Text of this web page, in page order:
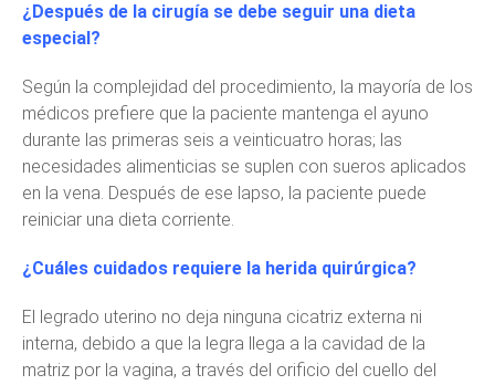
¿Después de la cirugía se debe seguir una dieta
especial?
Según la complejidad del procedimiento, la mayoría de los
médicos prefiere que la paciente mantenga el ayuno
durante las primeras seis a veinticuatro horas; las
necesidades alimenticias se suplen con sueros aplicados
en la vena. Después de ese lapso, la paciente puede
reiniciar una dieta corriente.
¿Cuáles cuidados requiere la herida quirúrgica?
El legrado uterino no deja ninguna cicatriz externa ni
interna, debido a que la legra llega a la cavidad de la
matriz por la vagina, a través del orificio del cuello del